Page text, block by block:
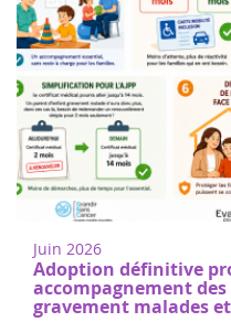
Juin 2026
Adoption définitive
accompagnement
gravement malades
18
juin
2022
Oise
Camine
Registro